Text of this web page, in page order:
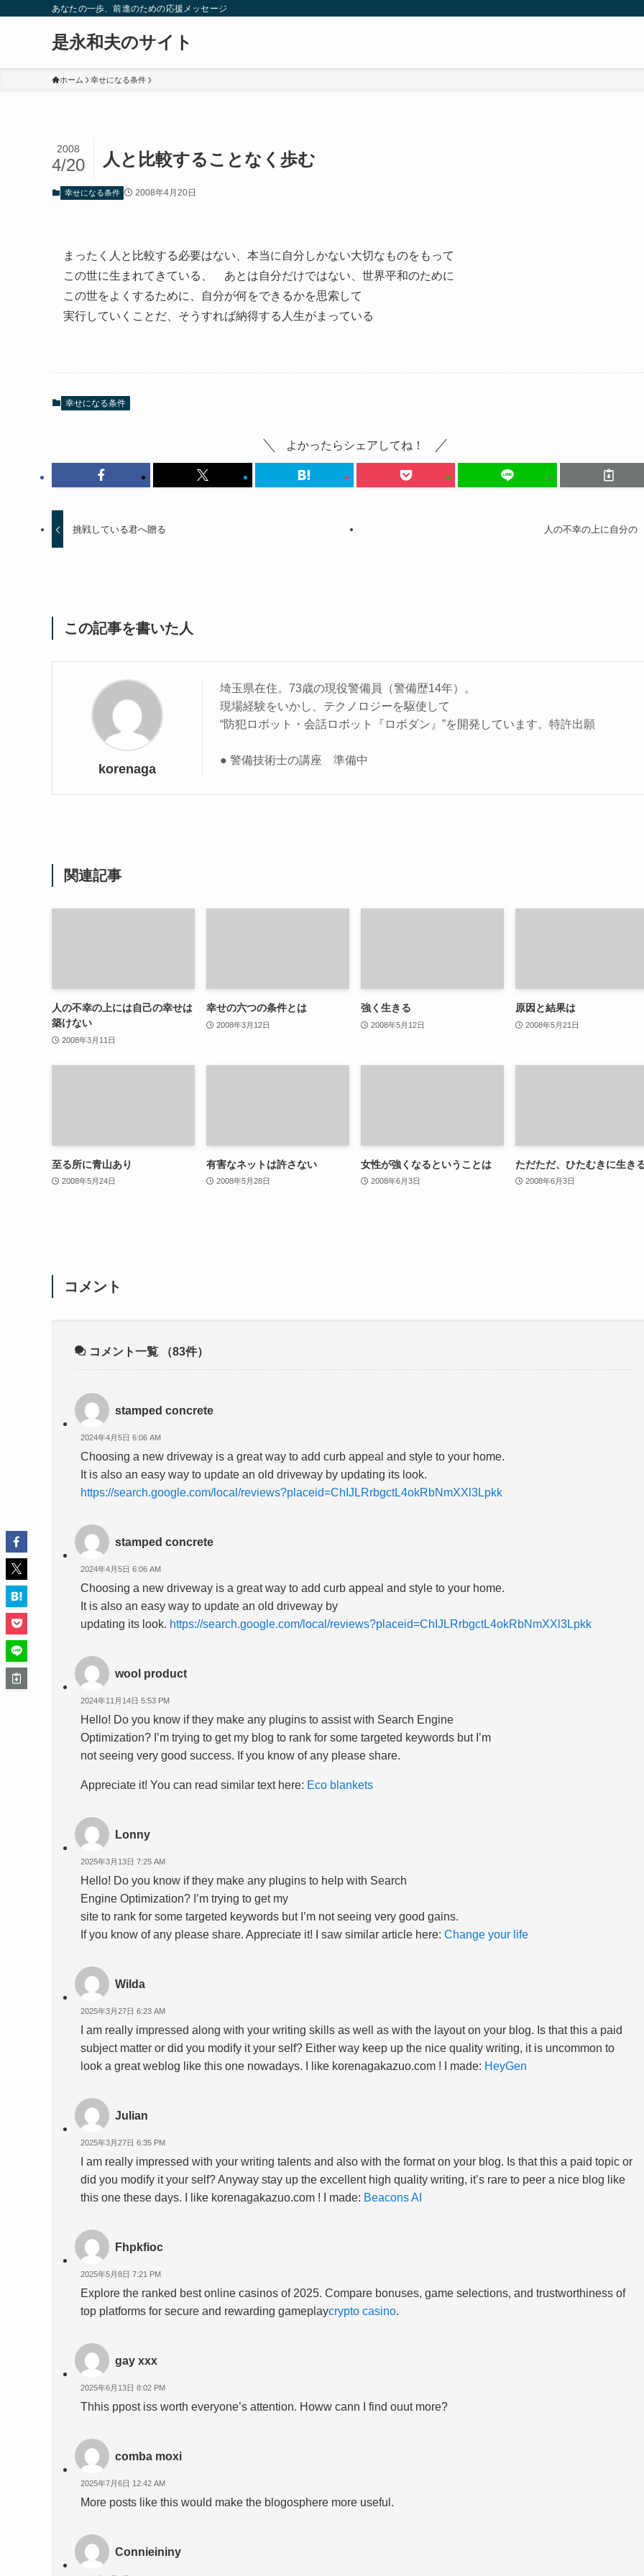
あなたの一歩、前進のための応援メッセージ
是永和夫のサイト
ホーム 幸せになる条件
人と比較することなく歩む
2008
4/20
幸せになる条件 2008年4月20日
まったく人と比較する必要はない、本当に自分しかない大切なものをもって
この世に生まれてきている、 あとは自分だけではない、世界平和のために
この世をよくするために、自分が何をできるかを思索して
実行していくことだ、そうすれば納得する人生がまっている
幸せになる条件
よかったらシェアしてね！
挑戦している君へ贈る 人の不幸の上に自分の
この記事を書いた人
korenaga
埼玉県在住。73歳の現役警備員（警備歴14年）。
現場経験をいかし、テクノロジーを駆使して
“防犯ロボット・会話ロボット『ロボダン』”を開発しています。特許出願
● 警備技術士の講座 準備中
関連記事
人の不幸の上には自己の幸せは
築けない
2008年3月11日
幸せの六つの条件とは
2008年3月12日
強く生きる
2008年5月12日
原因と結果は
2008年5月21日
至る所に青山あり
2008年5月24日
有害なネットは許さない
2008年5月28日
女性が強くなるということは
2008年6月3日
ただただ、ひたむきに生き
2008年6月3日
コメント
コメント一覧 （83件）
stamped concrete
2024年4月5日 6:06 AM
Choosing a new driveway is a great way to add curb appeal and style to your home.
It is also an easy way to update an old driveway by updating its look.
https://search.google.com/local/reviews?placeid=ChIJLRrbgctL4okRbNmXXl3Lpkk
stamped concrete
2024年4月5日 6:06 AM
Choosing a new driveway is a great way to add curb appeal and style to your home.
It is also an easy way to update an old driveway by
updating its look. https://search.google.com/local/reviews?placeid=ChIJLRrbgctL4okRbNmXXl3Lpkk
wool product
2024年11月14日 5:53 PM
Hello! Do you know if they make any plugins to assist with Search Engine
Optimization? I’m trying to get my blog to rank for some targeted keywords but I’m
not seeing very good success. If you know of any please share.
Appreciate it! You can read similar text here: Eco blankets
Lonny
2025年3月13日 7:25 AM
Hello! Do you know if they make any plugins to help with Search
Engine Optimization? I’m trying to get my
site to rank for some targeted keywords but I’m not seeing very good gains.
If you know of any please share. Appreciate it! I saw similar article here: Change your life
Wilda
2025年3月27日 6:23 AM
I am really impressed along with your writing skills as well as with the layout on your blog. Is that this a paid
subject matter or did you modify it your self? Either way keep up the nice quality writing, it is uncommon to
look a great weblog like this one nowadays. I like korenagakazuo.com ! I made: HeyGen
Julian
2025年3月27日 6:35 PM
I am really impressed with your writing talents and also with the format on your blog. Is that this a paid topic or
did you modify it your self? Anyway stay up the excellent high quality writing, it’s rare to peer a nice blog like
this one these days. I like korenagakazuo.com ! I made: Beacons AI
Fhpkfioc
2025年5月8日 7:21 PM
Explore the ranked best online casinos of 2025. Compare bonuses, game selections, and trustworthiness of
top platforms for secure and rewarding gameplaycrypto casino.
gay xxx
2025年6月13日 8:02 PM
Thhis ppost iss worth everyone’s attention. Howw cann I find ouut more?
comba moxi
2025年7月6日 12:42 AM
More posts like this would make the blogosphere more useful.
Connieininy